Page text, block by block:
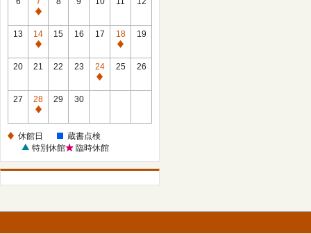
休
館
日
13
14
休
館
15 16 17
18
休
館
19
20 21 22 23
24
休
25 26
27
28
休
日
29 30
休館日
蔵書点検
特別休館
臨時休館